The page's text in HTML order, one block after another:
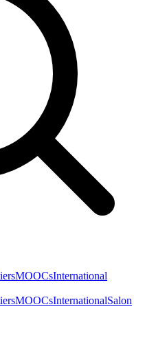
MOOCsInternational
MOOCsInternationalSalon